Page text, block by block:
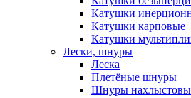
Катушки
Катушки карповые
Катушки
Лески, шнуры
Леска
Плетёные шнуры
Шнуры